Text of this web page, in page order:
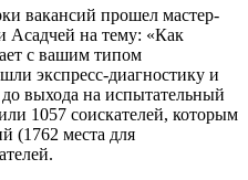
вакансий прошел мастер-
Асадчей на тему: «Как
с вашим типом
экспресс-диагностику и
выхода на испытательный
1057 соискателей, которым
(1762 места для